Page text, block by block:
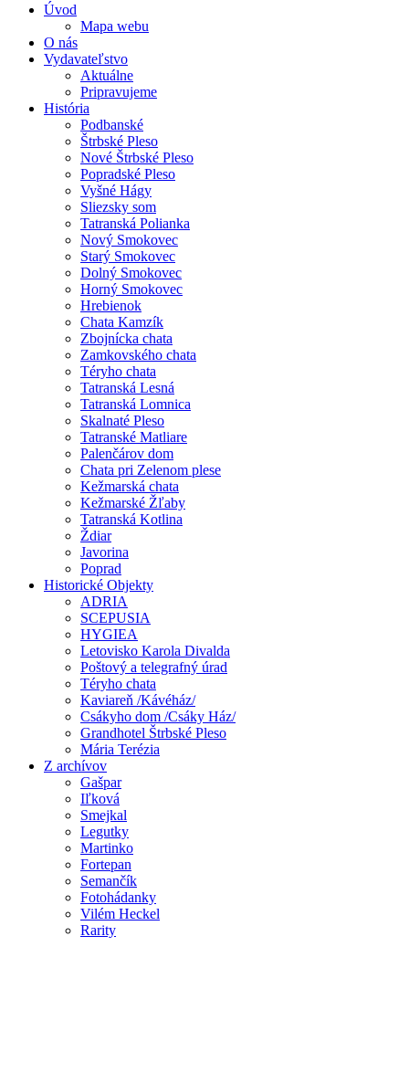
Úvod
Mapa webu
O nás
Vydavateľstvo
Aktuálne
Pripravujeme
História
Podbanské
Štrbské Pleso
Nové Štrbské Pleso
Popradské Pleso
Vyšné Hágy
Sliezsky som
Tatranská Polianka
Nový Smokovec
Starý Smokovec
Dolný Smokovec
Horný Smokovec
Hrebienok
Chata Kamzík
Zbojnícka chata
Zamkovského chata
Téryho chata
Tatranská Lesná
Tatranská Lomnica
Skalnaté Pleso
Tatranské Matliare
Palenčárov dom
Chata pri Zelenom plese
Kežmarská chata
Kežmarské Žľaby
Tatranská Kotlina
Ždiar
Javorina
Poprad
Historické Objekty
ADRIA
SCEPUSIA
HYGIEA
Letovisko Karola Divalda
Poštový a telegrafný úrad
Téryho chata
Kaviareň /Kávéház/
Csákyho dom /Csáky Ház/
Grandhotel Štrbské Pleso
Mária Terézia
Z archívov
Gašpar
Iľková
Smejkal
Legutky
Martinko
Fortepan
Semančík
Fotohádanky
Vilém Heckel
Rarity